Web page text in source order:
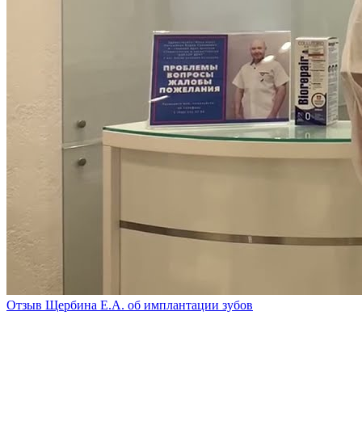
Отзыв Щербина Е.А. об имплантации зубов